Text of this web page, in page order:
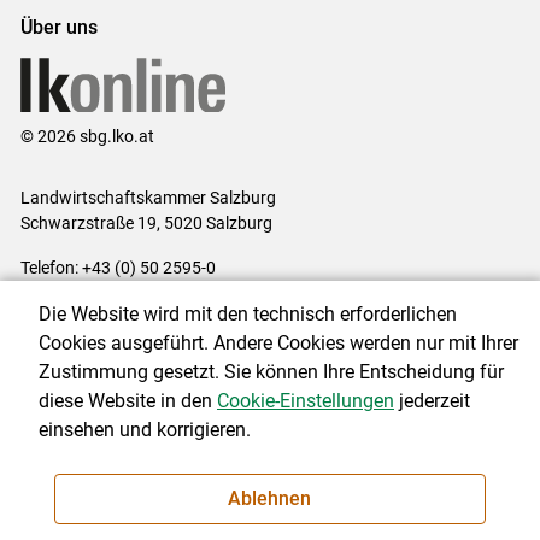
Über uns
© 2026 sbg.lko.at
Landwirtschaftskammer Salzburg
Schwarzstraße 19, 5020 Salzburg
Telefon: +43 (0) 50 2595-0
Impressum|Kontakt|Datenschutzerklärung|Barrierefreiheit|
Cookie-Einstellungen
NEWSLETTER
Die Website wird mit den technisch erforderlichen
Cookies ausgeführt. Andere Cookies werden nur mit Ihrer
Zustimmung gesetzt. Sie können Ihre Entscheidung für
diese Website in den Cookie-Einstellungen jederzeit
einsehen und korrigieren.
Ablehnen